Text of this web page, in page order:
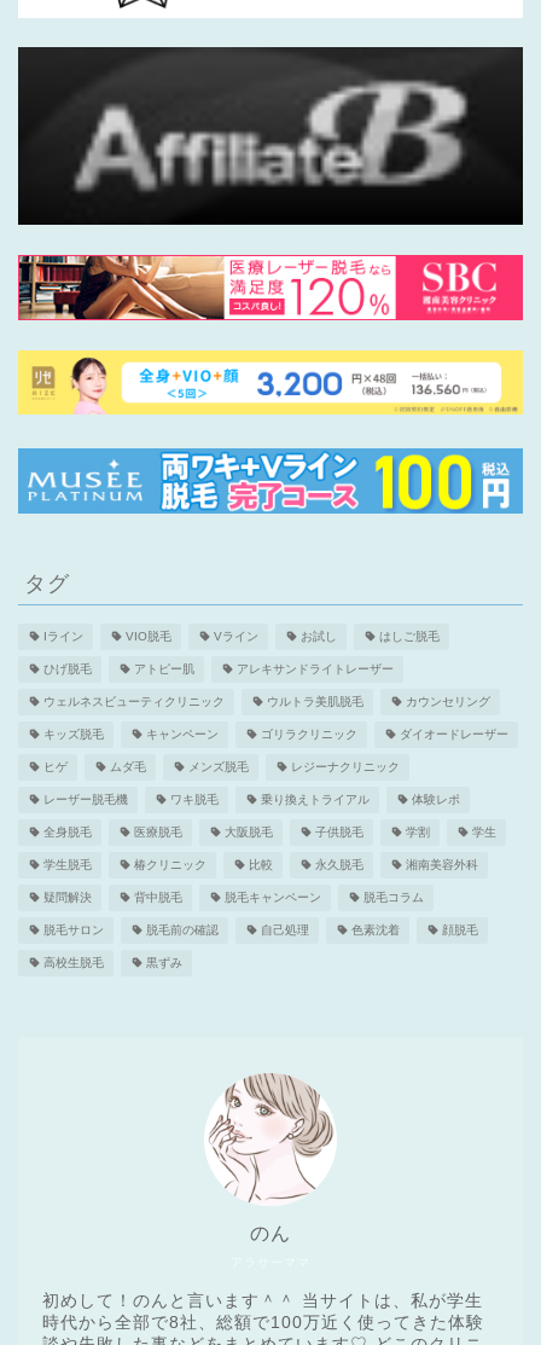
タグ
Iライン VIO脱毛 Vライン お試し はしご脱毛
ひげ脱毛 アトピー肌 アレキサンドライトレーザー
ウェルネスビューティクリニック ウルトラ美肌脱毛 カウンセリング
キッズ脱毛 キャンペーン ゴリラクリニック ダイオードレーザー
ヒゲ ムダ毛 メンズ脱毛 レジーナクリニック
レーザー脱毛機 ワキ脱毛 乗り換えトライアル 体験レポ
全身脱毛 医療脱毛 大阪脱毛 子供脱毛 学割 学生
学生脱毛 椿クリニック 比較 永久脱毛 湘南美容外科
疑問解決 背中脱毛 脱毛キャンペーン 脱毛コラム
脱毛サロン 脱毛前の確認 自己処理 色素沈着 顔脱毛
高校生脱毛 黒ずみ
のん
初めして！のんと言います＾＾ 当サイトは、私が学生
時代から全部で8社、総額で100万近く使ってきた体験